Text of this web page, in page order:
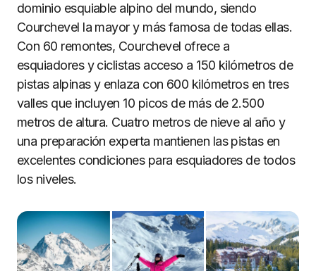
dominio esquiable alpino del mundo, siendo
Courchevel la mayor y más famosa de todas ellas.
Con 60 remontes, Courchevel ofrece a
esquiadores y ciclistas acceso a 150 kilómetros de
pistas alpinas y enlaza con 600 kilómetros en tres
valles que incluyen 10 picos de más de 2.500
metros de altura. Cuatro metros de nieve al año y
una preparación experta mantienen las pistas en
excelentes condiciones para esquiadores de todos
los niveles.